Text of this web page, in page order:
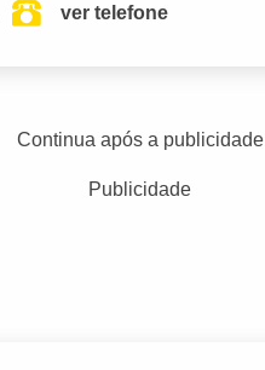
ver telefone
Continua após a publicidade
Publicidade